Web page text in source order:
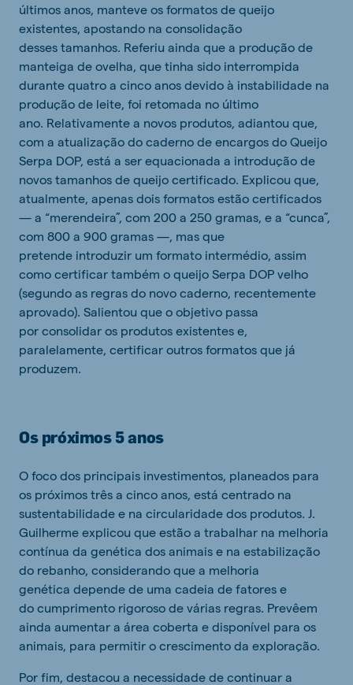
últimos anos, manteve os formatos de queijo
existentes, apostando na consolidação
desses tamanhos. Referiu ainda que a produção de
manteiga de ovelha, que tinha sido interrompida
durante quatro a cinco anos devido à instabilidade na
produção de leite, foi retomada no último
ano. Relativamente a novos produtos, adiantou que,
com a atualização do caderno de encargos do Queijo
Serpa DOP, está a ser equacionada a introdução de
novos tamanhos de queijo certificado. Explicou que,
atualmente, apenas dois formatos estão certificados
— a “merendeira”, com 200 a 250 gramas, e a “cunca”,
com 800 a 900 gramas —, mas que
pretende introduzir um formato intermédio, assim
como certificar também o queijo Serpa DOP velho
(segundo as regras do novo caderno, recentemente
aprovado). Salientou que o objetivo passa
por consolidar os produtos existentes e,
paralelamente, certificar outros formatos que já
produzem.
Os próximos 5 anos
O foco dos principais investimentos, planeados para
os próximos três a cinco anos, está centrado na
sustentabilidade e na circularidade dos produtos. J.
Guilherme explicou que estão a trabalhar na melhoria
contínua da genética dos animais e na estabilização
do rebanho, considerando que a melhoria
genética depende de uma cadeia de fatores e
do cumprimento rigoroso de várias regras. Prevêem
ainda aumentar a área coberta e disponível para os
animais, para permitir o crescimento da exploração.
Por fim, destacou a necessidade de continuar a